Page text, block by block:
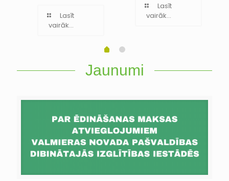
Lasīt
vairāk...
Lasīt
vairāk...
Jaunumi